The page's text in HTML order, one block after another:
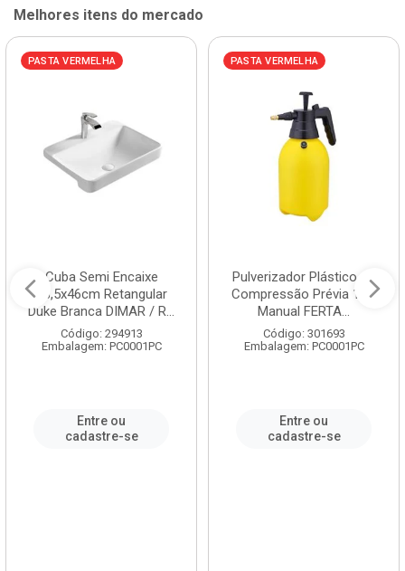
Melhores itens do mercado
PASTA VERMELHA
Cuba Semi Encaixe
58,5x46cm Retangular
Duke Branca DIMAR / R...
Código: 294913
Embalagem: PC0001PC
Entre ou
cadastre-se
PASTA VERMELHA
Pulverizador Plástico de
Compressão Prévia 1,5L
Manual FERTA...
Código: 301693
Embalagem: PC0001PC
Entre ou
cadastre-se